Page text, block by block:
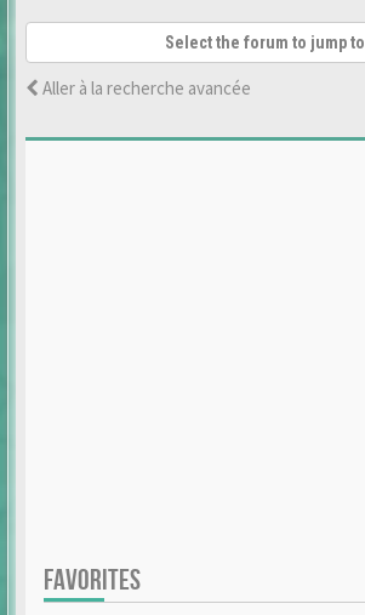
Select the forum to jump to
Aller à la recherche avancée
FAVORITES